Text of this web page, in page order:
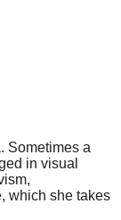
Sometimes a
in visual
which she takes